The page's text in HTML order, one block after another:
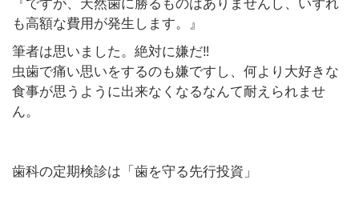
も高額な費用が発生します。』
筆者は思いました。絶対に嫌だ‼︎
虫歯で痛い思いをするのも嫌ですし、何より大好きな
食事が思うように出来なくなるなんて耐えられませ
ん。
歯科の定期検診は「歯を守る先行投資」